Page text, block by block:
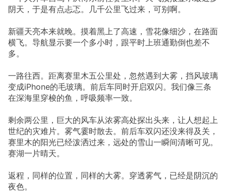
阴天，于是有点忐忑。几千公里飞过来，可别啊。
新疆天亮本来就晚。摸着黑上了高速，雪花像细沙，在路面
横飞。导航显示要一个多小时，跟平时上班通勤倒也差不
多。
一路往西。距离赛里木五公里处，忽然遇到大雾，挡风玻璃
变成iPhone的毛玻璃。前后车同时开启双闪。我们像三条
在深海里穿梭的鱼，呼吸频率一致。
剩余两公里，巨大的风车从浓雾高处探出头来，让人想起上
世纪的灾难片。雾气霎时散去。前后车双闪还没来得及关，
赛里木的阳光已经泼洒过来，远处的雪山一瞬间清晰可见。
赛湖一片晴天。
返程，同样的位置，同样的大雾。穿透雾气，已经是阴沉的
夜色。